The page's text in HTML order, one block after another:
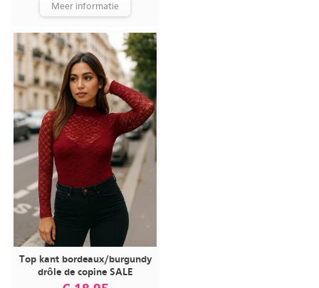
Meer informatie
Top kant bordeaux/burgundy
drôle de copine SALE